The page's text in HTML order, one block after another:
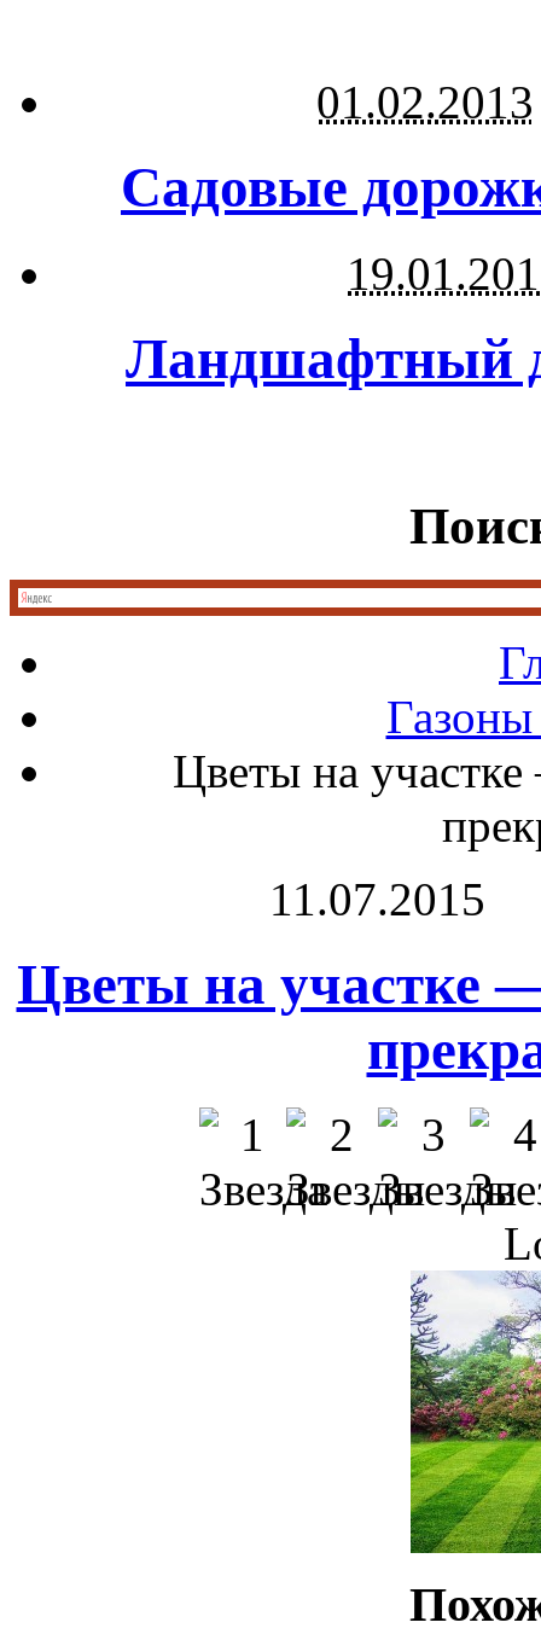
01.02.2013
Садовые
Ландшафтный
Цветы на
11.07.2015
Цветы на участке